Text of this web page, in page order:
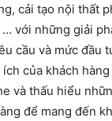
cải tạo nội thất
với những giải
cầu và mức đầu
của khách hàng
và thấu hiểu
để mang đến